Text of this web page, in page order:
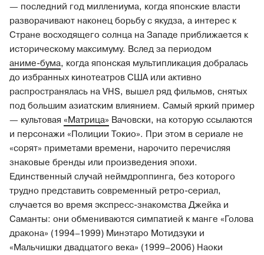
— последний год миллениума, когда японские власти
разворачивают наконец борьбу с якудза, а интерес к
Стране восходящего солнца на Западе приближается к
историческому максимуму. Вслед за периодом
аниме-бума, когда японская мультипликация добралась
до избранных кинотеатров США или активно
распространялась на VHS, вышел ряд фильмов, снятых
под большим азиатским влиянием. Самый яркий пример
— культовая «Матрица» Вачовски, на которую ссылаются
и персонажи «Полиции Токио». При этом в сериале не
«сорят» приметами времени, нарочито перечисляя
знаковые бренды или произведения эпохи.
Единственный случай неймдроппинга, без которого
трудно представить современный ретро-сериал,
случается во время экспресс-знакомства Джейка и
Саманты: они обмениваются симпатией к манге «Голова
дракона» (1994–1999) Минэтаро Мотидзуки и
«Мальчишки двадцатого века» (1999–2006) Наоки